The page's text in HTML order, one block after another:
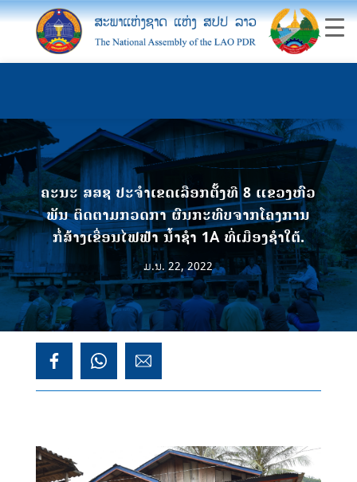
ຄະນະ ສສຊ ປະຈຳເຂດເລືອກຕັ້ງທີ 8 ແຂວງຫົວ
ພັນ ຕິດຕາມກວດກາ ຜົນກະທົບຈາກໂຄງການ
ກໍ່ສ້າງເຂື່ອນໄຟຟ້າ ນ້ຳຊຳ 1A ທີ່ເມືອງຊຳໃຕ້.
ມ.ນ. 22, 2022